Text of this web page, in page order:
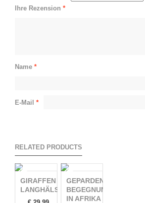
Ihre Rezension *
Name *
E-Mail *
RELATED PRODUCTS
GIRAFFEN –
LANGHÄLSE
GEPARDEN –
BEGEGNUNGEN
IN AFRIKA